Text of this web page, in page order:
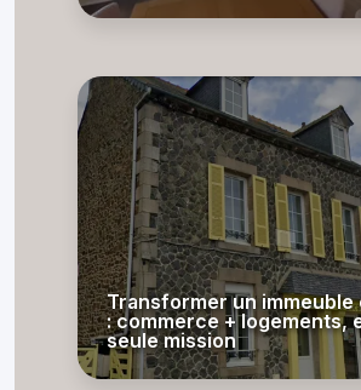
Transformer un immeuble
: commerce + logements,
seule mission